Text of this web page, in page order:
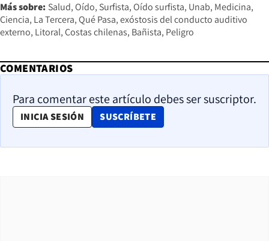
Más sobre: Salud Oído Surfista Oído surfista Unab Medicina
Ciencia La Tercera Qué Pasa exóstosis del conducto auditivo
externo Litoral Costas chilenas Bañista Peligro
COMENTARIOS
Para comentar este artículo debes ser suscriptor.
INICIA SESIÓN SUSCRÍBETE
OPENS IN NEW WINDOW